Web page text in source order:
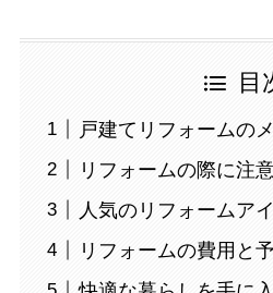
目
戸建てリフォームの
リフォームの際に注
人気のリフォームア
リフォームの費用と